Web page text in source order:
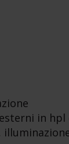
in hpl